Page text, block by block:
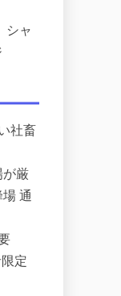
シャ
社畜
が厳
通
定